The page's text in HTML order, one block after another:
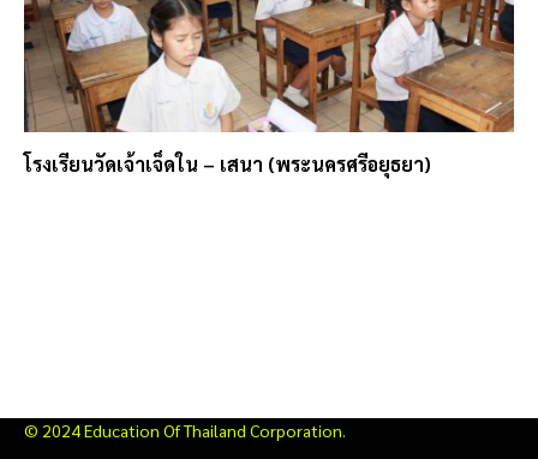
โรงเรียนวัดเจ้าเจ็ดใน – เสนา (พระนครศรีอยุธยา)
© 2024 Education Of Thailand Corporation.